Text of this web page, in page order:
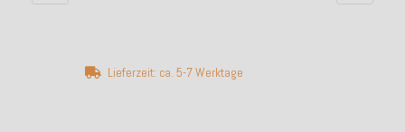
Lieferzeit: ca. 5-7 Werktage